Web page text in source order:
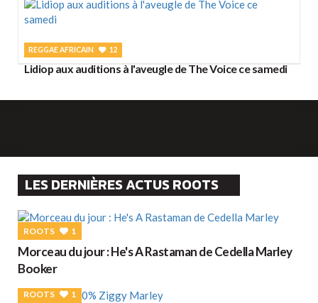
REGGAE AFRICAIN 12
Lidiop aux auditions à l'aveugle de The Voice ce samedi
LES DERNIÈRES ACTUS ROOTS
ROOTS 1
Morceau du jour : He's A Rastaman de Cedella Marley
Booker
ROOTS 1